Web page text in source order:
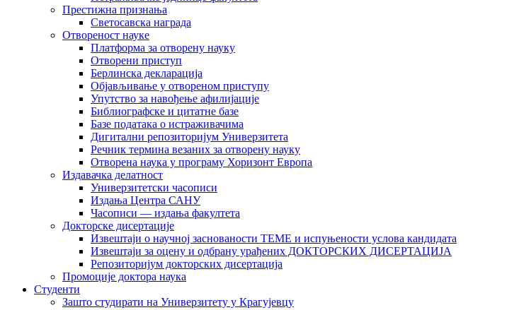
Престижна признања
Светосавска награда
Отвореност науке
Платформа за отворену науку
Отворени приступ
Берлинска декларација
Објављивање у отвореном приступу
Упутство за навођење афилијације
Библиографске и цитатне базе
Базе података о истраживачима
Дигитални репозиторијум Универзитета
Рeчник термина везаних за отворену науку
Отворена наука у програму Хоризонт Европа
Издавачка делатност
Универзитетски часописи
Издања Центра САНУ
Часописи — издања факултета
Докторске дисертације
Извештаји о научној заснованости ТЕМЕ и испуњености услова кандидата
Извештаји за оцену и одбрану урађених ДОКТОРСКИХ ДИСЕРТАЦИЈА
Репозиторијум докторских дисертација
Промоције доктора наука
Студенти
Зашто студирати на Универзитету у Крагујевцу